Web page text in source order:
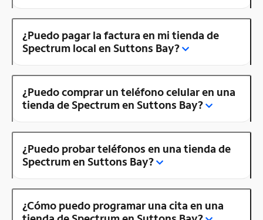
¿Puedo pagar la factura en mi tienda de
Spectrum local en Suttons Bay?
¿Puedo comprar un teléfono celular en una
tienda de Spectrum en Suttons Bay?
¿Puedo probar teléfonos en una tienda de
Spectrum en Suttons Bay?
¿Cómo puedo programar una cita en una